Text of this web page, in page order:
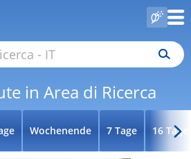
in Area di Ricerca
Wochenende 7 Tage 16 Tage